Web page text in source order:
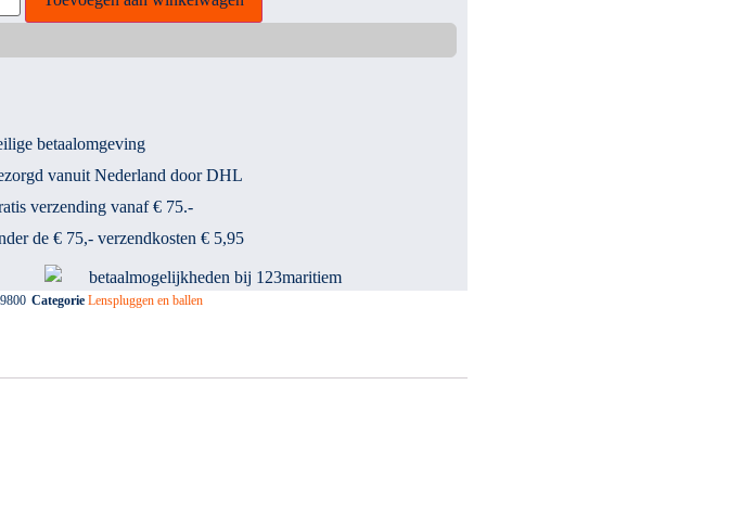
betaalomgeving
vanuit Nederland door DHL
verzending vanaf € 75.-
de € 75,- verzendkosten € 5,95
Categorie Lenspluggen en ballen